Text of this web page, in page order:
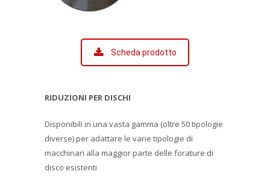
Scheda prodotto
RIDUZIONI PER DISCHI
Disponibili in una vasta gamma (oltre 50 tipologie
diverse) per adattare le varie tipologie di
macchinari alla maggior parte delle forature di
disco esistenti